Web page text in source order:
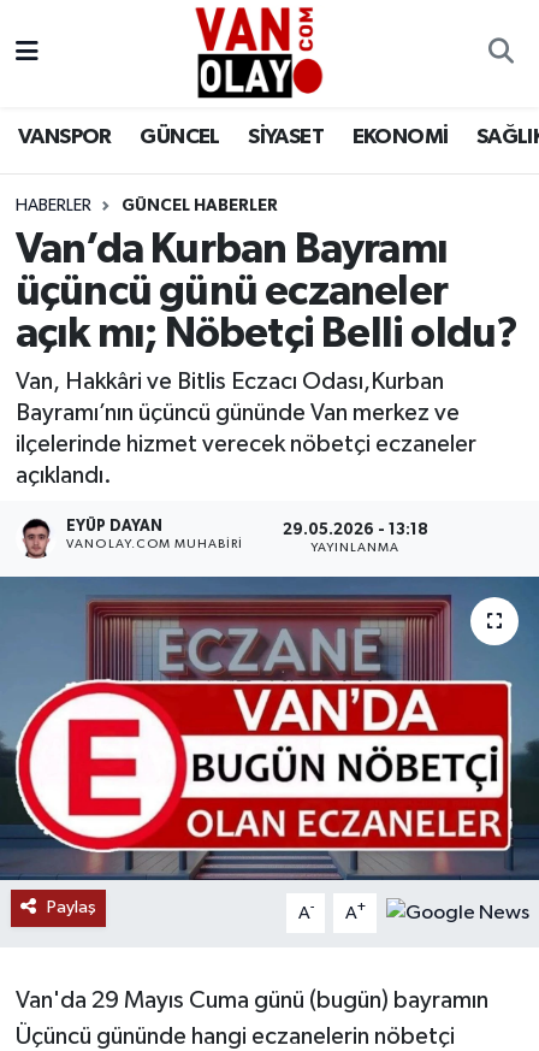
VANSPOR GÜNCEL SİYASET EKONOMİ
HABERLER GÜNCEL HABERLER
Van’da Kurban Bayramı
üçüncü günü eczaneler
açık mı; Nöbetçi Belli oldu?
Van, Hakkâri ve Bitlis Eczacı Odası,Kurban
Bayramı’nın üçüncü gününde Van merkez ve
ilçelerinde hizmet verecek nöbetçi eczaneler
açıklandı.
EYÜP DAYAN
VANOLAY.COM MUHABIRI
29.05.2026 - 13:18
YAYINLANMA
Paylaş A- A+
Van'da 29 Mayıs Cuma günü (bugün) bayramın
Üçüncü gününde hangi eczanelerin nöbetçi
Siyaset
Ekonomi
Sağlık
Dünya
RESMİ İLANLAR
Van Nöbetçi Eczaneler
Van Namaz Vakitleri
Van Trafik Yoğunluk Haritası
Süper Lig Puan Durumu ve Fikstür
Haber Arşivi